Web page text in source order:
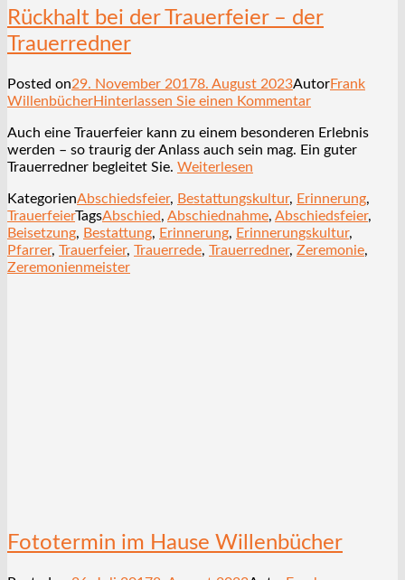
Rückhalt bei der Trauerfeier – der
Trauerredner
Posted on29. November 20178. August 2023AutorFrank
WillenbücherHinterlassen Sie einen Kommentar
Auch eine Trauerfeier kann zu einem besonderen Erlebnis
werden – so traurig der Anlass auch sein mag. Ein guter
Trauerredner begleitet Sie. Weiterlesen
KategorienAbschiedsfeier, Bestattungskultur, Erinnerung,
TrauerfeierTagsAbschied, Abschiednahme, Abschiedsfeier,
Beisetzung, Bestattung, Erinnerung, Erinnerungskultur,
Pfarrer, Trauerfeier, Trauerrede, Trauerredner, Zeremonie,
Zeremonienmeister
Fototermin im Hause Willenbücher